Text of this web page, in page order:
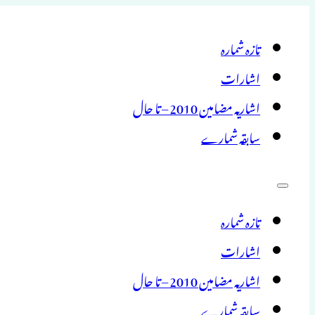
تازہ شمارہ
اشارات
اشاریہ مضامین 2010 – تا حال
سابقہ شمارے
تازہ شمارہ
اشارات
اشاریہ مضامین 2010 – تا حال
سابقہ شمارے